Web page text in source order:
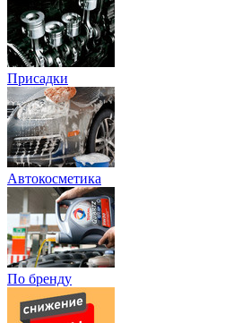
Присадки
Автокосметика
По бренду